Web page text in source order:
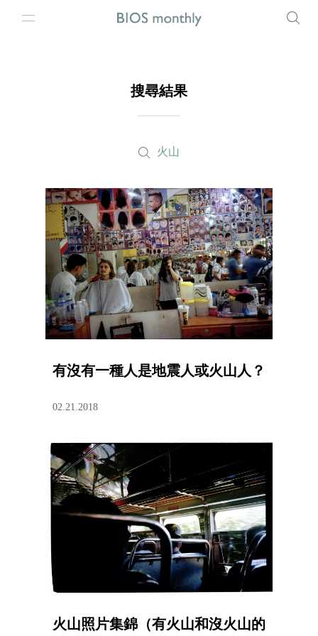
搜尋結果
火山
有沒有一種人是地震人或火山人？
02.21.2018
火山照片集錦（有火山和沒火山的